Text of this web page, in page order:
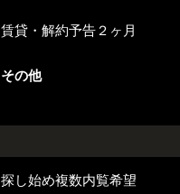
賃貸・解約予告２ヶ月
その他
探し始め複数内覧希望